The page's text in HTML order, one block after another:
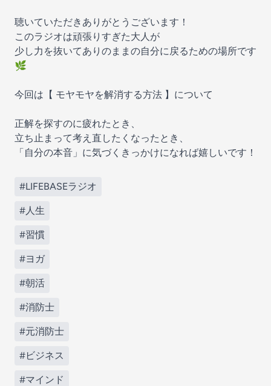
聴いていただきありがとうございます！
このラジオは頑張りすぎた大人が
少し力を抜いてありのままの自分に戻るための場所です
🌿
今回は【 モヤモヤを解消する方法 】について
正解を探すのに疲れたとき、
立ち止まって考え直したくなったとき、
「自分の本音」に気づくきっかけになれば嬉しいです！
#LIFEBASEラジオ
#人生
#習慣
#ヨガ
#朝活
#消防士
#元消防士
#ビジネス
#マインド